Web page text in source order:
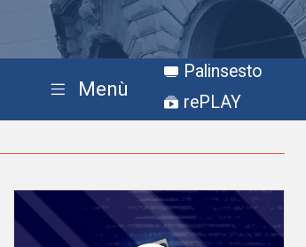
Menù
Palinsesto
rePLAY